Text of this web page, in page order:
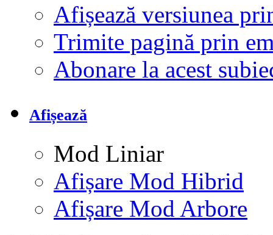
Afișează versiunea
Trimite pagină prin
Abonare la acest
Afișează
Mod Liniar
Afișare Mod Hibrid
Afișare Mod Arbore